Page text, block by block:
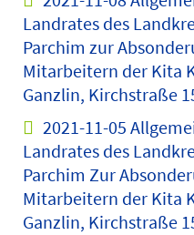
Landrates des
Parchim zur
Mitarbeitern der Kita
Ganzlin, Kirchstraße
2021-11-05
Landrates des
Parchim Zur
Mitarbeitern der Kita
Ganzlin, Kirchstraße